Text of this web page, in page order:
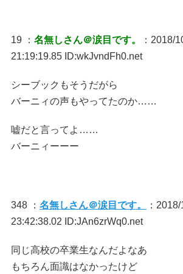
19 ： 名無しさん＠涙目です。
：2018/
21:19:19.85 ID:wkJvndFh0.net
シーブックもそうだがら
バーニィの声もやってたのか……
嘘だと言ってよ……
バーニィーーー
348 ： 名無しさん＠涙目です。
：
23:42:38.02 ID:JAn6zrWq0.net
同じ高校の卒業生なんだよなあ
もちろん面識はなかったけど